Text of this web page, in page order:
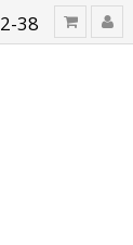
38